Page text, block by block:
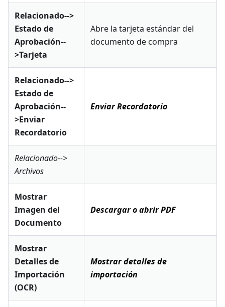
Relacionado-->
Estado de
Aprobación--
>Tarjeta
Abre la tarjeta estándar del
documento de compra
Relacionado-->
Estado de
Aprobación--
>Enviar
Recordatorio
Enviar Recordatorio
Relacionado-->
Archivos
Mostrar
Imagen del
Documento
Descargar o abrir PDF
Mostrar
Detalles de
Importación
(OCR)
Mostrar detalles de
importación